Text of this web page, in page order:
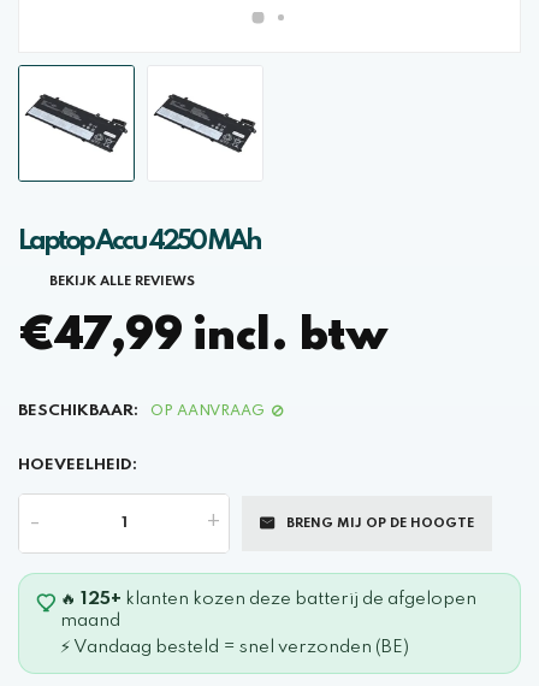
Laptop Accu 4250 MAh
BEKIJK ALLE REVIEWS
€47,99 incl. btw
BESCHIKBAAR: OP AANVRAAG
HOEVEELHEID:
- + BRENG MIJ OP DE HOOGTE
🔥 125+ klanten kozen deze batterij de afgelopen
maand
⚡ Vandaag besteld = snel verzonden (BE)